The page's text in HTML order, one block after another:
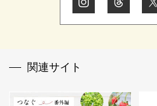
関連サイト